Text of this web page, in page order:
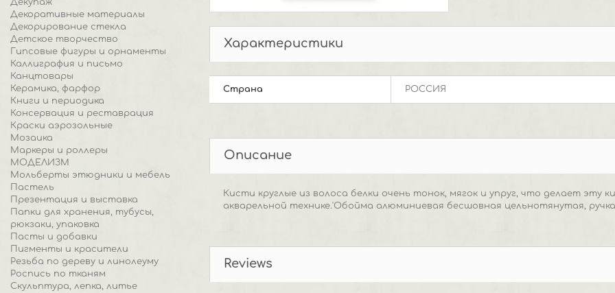
Декупаж
Декоративные материалы
Декорирование стекла
Детское творчество
Гипсовые фигуры и орнаменты
Каллиграфия и письмо
Канцтовары
Керамика, фарфор
Книги и периодика
Консервация и реставрация
Краски аэрозольные
Мозаика
Маркеры и роллеры
МОДЕЛИЗМ
Мольберты этюдники и мебель
Пастель
Презентация и выставка
Папки для хранения, тубусы,
рюкзаки, упаковка
Пасты и добавки
Пигменты и красители
Резьба по дереву и линолеуму
Роспись по тканям
Скульптура, лепка, литье
Характеристики
Страна РОССИЯ
Описание
Кисти круглые из волоса белки очень тонок, мягок и упруг, что делает эту
акварельной технике.'Обойма алюминиевая бесшовная цельнотянутая,
Reviews